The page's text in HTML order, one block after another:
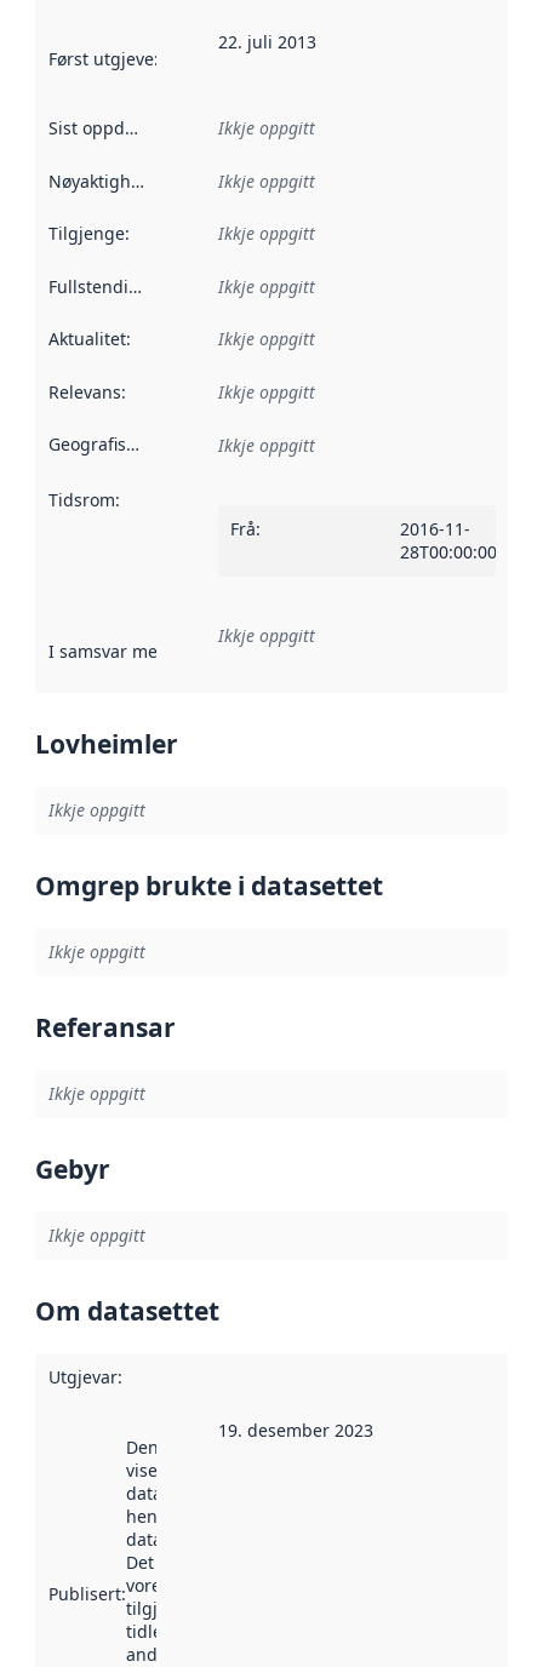
Først utgjeve: Denne datoen seier når dataa i dette
22. juli 2013
Sist oppdatert Ikkje oppgitt
Nøyaktigheit Ikkje oppgitt
Tilgjenge: Ikkje oppgitt
Fullstendigheit Ikkje oppgitt
Aktualitet: Ikkje oppgitt
Relevans: Ikkje oppgitt
Geografisk område Ikkje oppgitt
Tidsrom:
Frå:
2016-11-
28T00:00:00Z
I samsvar med Referanse til ei implementeringsregel eller
Ikkje oppgitt
Lovheimler
Ikkje oppgitt
Omgrep brukte i datasettet
Ikkje oppgitt
Referansar
Ikkje oppgitt
Gebyr
Ikkje oppgitt
Om datasettet
Utgjevar:
Publisert:
Denne datoen
viser når
datasettet vart
henta inn av
data.norge.no.
Det kan ha
vore
tilgjengeleg
tidlegare
andre stader.
19. desember 2023